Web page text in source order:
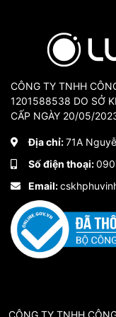
CÔNG TY TNHH
1201588538 DO SỞ
CẤP NGÀY 20/05/
Địa chỉ:71A
Số điện thoại:
Email:
CÔNG TY TNHH